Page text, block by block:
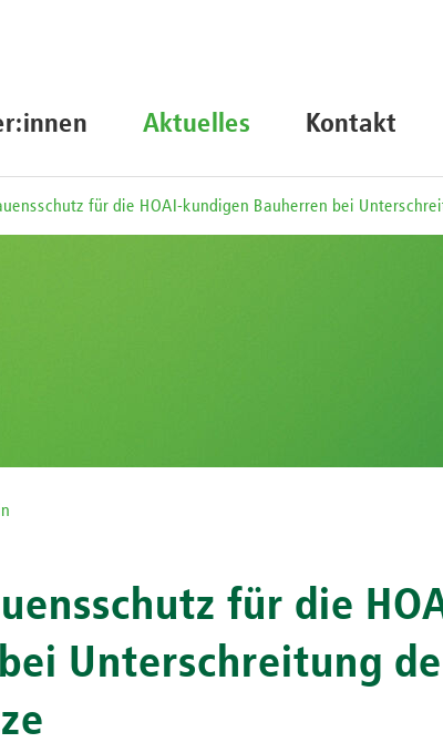
Aktuelles Kontakt
für die HOAI-kundigen Bauherren bei
für die
Unterschreitung